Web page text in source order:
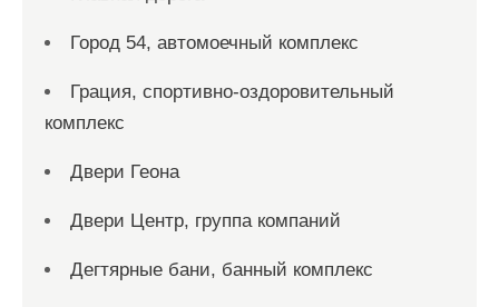
Город 54, автомоечный комплекс
Грация, спортивно-оздоровительный
комплекс
Двери Геона
Двери Центр, группа компаний
Дегтярные бани, банный комплекс